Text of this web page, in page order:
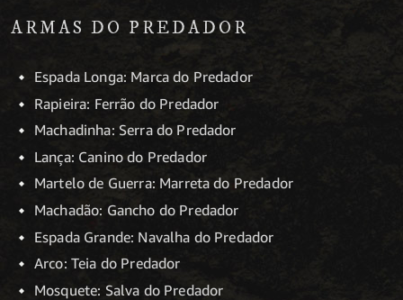
ARMAS DO PREDADOR
Espada Longa: Marca do Predador
Rapieira: Ferrão do Predador
Machadinha: Serra do Predador
Lança: Canino do Predador
Martelo de Guerra: Marreta do Predador
Machadão: Gancho do Predador
Espada Grande: Navalha do Predador
Arco: Teia do Predador
Mosquete: Salva do Predador